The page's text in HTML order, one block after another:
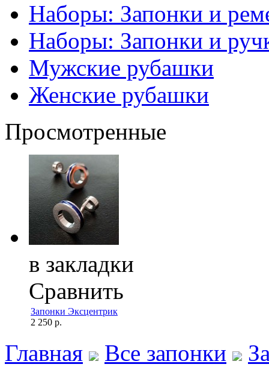
Наборы: Запонки и
Наборы: Запонки и
Мужские рубашки
Женские рубашки
Просмотренные
в закладки
Сравнить
Запонки Эксцентрик
2 250 р.
Главная Все запонки